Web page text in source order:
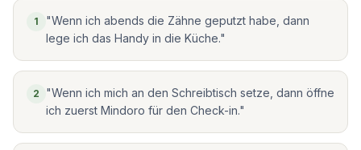
1
"Wenn ich abends die Zähne geputzt habe, dann
lege ich das Handy in die Küche."
2
"Wenn ich mich an den Schreibtisch setze, dann öffne
ich zuerst Mindoro für den Check-in."